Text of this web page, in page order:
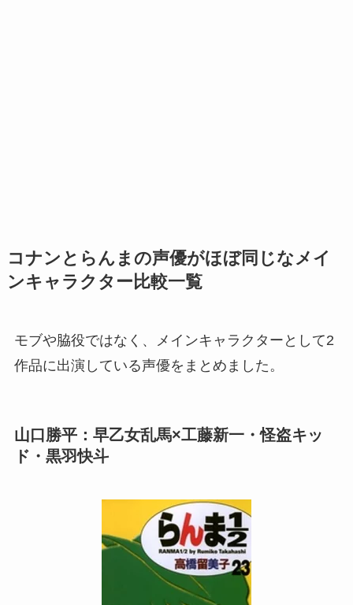
コナンとらんまの声優がほぼ同じなメイ
ンキャラクター比較一覧
モブや脇役ではなく、メインキャラクターとして2
作品に出演している声優をまとめました。
山口勝平：早乙女乱馬×工藤新一・怪盗キッ
ド・黒羽快斗